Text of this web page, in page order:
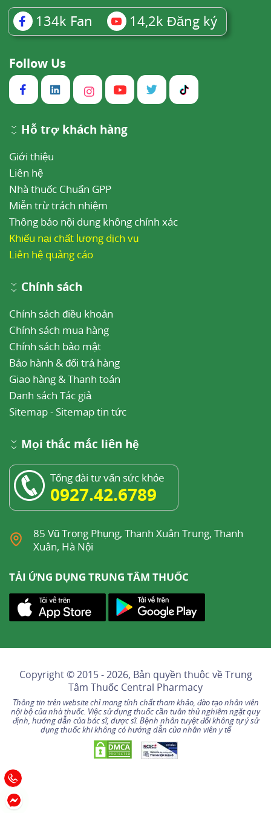
4Chỉ định
Giảm đau trong trường hợp đau vừa và đau
nặng.
Giảm đau trong sản khoa.
Dùng trong chuẩn bị mê.
Thuốc phụ trợ cho gây mê.
5Chống chỉ định
Dị ứng với pethidin hay với bất cứ thành phần
nào của thuốc.
Bệnh gan nặng, suy chức năng gan nặng có kèm
theo rối loạn về đường mật.
Suy thận nặng.
Suy hô hấp, bệnh phổi nghẽn mạn tính, hen phế
Tăng áp lực nội sọ, tổn thương não.
Lú lẫn, kích động, co giật.
Đau bụng chưa có chẩn đoán.
Đang dùng thuốc ức chế MAO hoặc đã ngừng
dùng thuốc này chưa quá 14 ngày.
6 Thận trọng
Pethidin là một thuốc gây nghiện, sẽ xảy ra
nghiện thuốc sau khi dùng nhiều liều liên tiếp.
Việc ngừng thuốc đột ngột sau khi dùng dài ngày
này xuất hiện nhanh hơn so với morphin.
bắp hoặc tiêm tĩnh mạch, đặc biệt đối với các
bệnh nhân nặng có suy nội tạng (thận, phổi,
tuần hoàn).
trên tâm thất. Pethidin gây những đợttăng
huyết áp ở bệnh nhân có u tế bào ưa crôm, tác
dụng này được chặn bởiLabetalol. Cũng như
các thuốc giải phóng histamin có tính chất giống
thuốc phiện khác, phải sử dụng thận trọng
pethidin ở các người bệnh này.
Cần thận trọng khi sử dụng pethidin cho người
134k Fan 14,2k Đăng ký
Follow Us
Hỗ trợ khách hàng
Giới thiệu
Liên hệ
Nhà thuốc Chuẩn GPP
Miễn trừ trách nhiệm
Thông báo nội dung không chính xác
Khiếu nại chất lượng dịch vụ
Liên hệ quảng cáo
Chính sách
Chính sách điều khoản
Chính sách mua hàng
Chính sách bảo mật
Bảo hành & đổi trả hàng
Giao hàng & Thanh toán
Danh sách Tác giả
Sitemap- Sitemap tin tức
Mọi thắc mắc liên hệ
Tổng đài tư vấn sức khỏe
0927.42.6789
85 Vũ Trọng Phụng, Thanh Xuân Trung, Thanh
Xuân, Hà Nội
TẢI ỨNG DỤNG TRUNG TÂM THUỐC
Copyright © 2015 - 2026, Bản quyền thuộc vềTrung
Tâm Thuốc Central Pharmacy
Thông tin trên website chỉ mang tính chất tham khảo, đào tạo nhân viên
nội bộ của nhà thuốc. Việc sử dụng thuốc cần tuân thủ nghiêm ngặt quy
định, hướng dẫn của bác sĩ, dược sĩ. Bệnh nhân tuyệt đối không tự ý sử
dụng thuốc khi không có hướng dẫn của nhân viên y tế